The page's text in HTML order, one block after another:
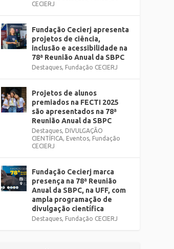
CECIERJ
Fundação Cecierj apresenta
projetos de ciência,
inclusão e acessibilidade na
78ª Reunião Anual da SBPC
Destaques, Fundação CECIERJ
Projetos de alunos
premiados na FECTI 2025
são apresentados na 78ª
Reunião Anual da SBPC
Destaques, DIVULGAÇÃO
CIENTÍFICA, Eventos, Fundação
CECIERJ
Fundação Cecierj marca
presença na 78ª Reunião
Anual da SBPC, na UFF, com
ampla programação de
divulgação científica
Destaques, Fundação CECIERJ